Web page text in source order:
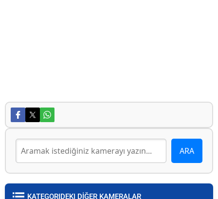
KATEGORIDEKI DİĞER KAMERALAR